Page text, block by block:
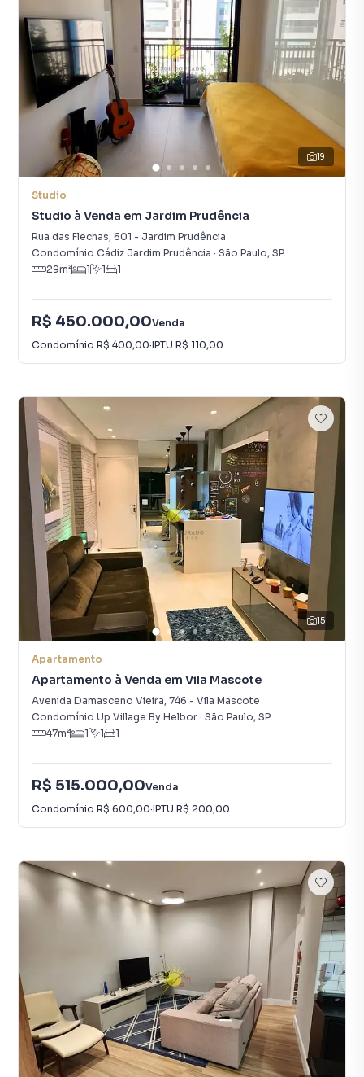
19
Studio
Studio à Venda em Jardim Prudência
Rua das Flechas, 601 - Jardim Prudência
Condomínio Cádiz Jardim Prudência · São Paulo, SP
29m² 1 1 1
R$ 450.000,00Venda
Condomínio R$ 400,00·IPTU R$ 110,00
15
Apartamento
Apartamento à Venda em Vila Mascote
Avenida Damasceno Vieira, 746 - Vila Mascote
Condomínio Up Village By Helbor · São Paulo, SP
47m² 1 1 1
R$ 515.000,00Venda
Condomínio R$ 600,00·IPTU R$ 200,00